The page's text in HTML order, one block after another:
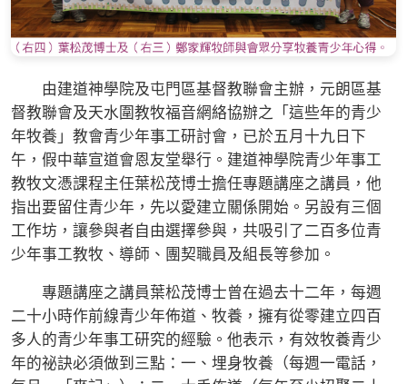
由建道神學院及屯門區基督教聯會主辦，元朗區基
督教聯會及天水圍教牧福音網絡協辦之「這些年的青少
年牧養」教會青少年事工研討會，已於五月十九日下
午，假中華宣道會恩友堂舉行。建道神學院青少年事工
教牧文憑課程主任葉松茂博士擔任專題講座之講員，他
指出要留住青少年，先以愛建立關係開始。另設有三個
工作坊，讓參與者自由選擇參與，共吸引了二百多位青
少年事工教牧、導師、團契職員及組長等參加。
專題講座之講員葉松茂博士曾在過去十二年，每週
二十小時作前線青少年佈道、牧養，擁有從零建立四百
多人的青少年事工研究的經驗。他表示，有效牧養青少
年的祕訣必須做到三點：一、埋身牧養（每週一電話，